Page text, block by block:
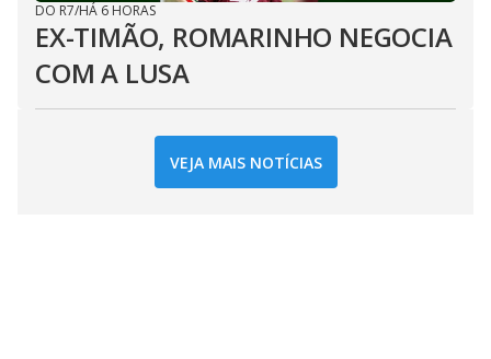
DO R7/HÁ 6 HORAS
EX-TIMÃO, ROMARINHO NEGOCIA
COM A LUSA
VEJA MAIS NOTÍCIAS